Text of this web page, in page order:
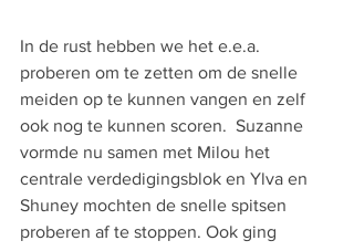
In de rust hebben we het e.e.a.
proberen om te zetten om de snelle
meiden op te kunnen vangen en zelf
ook nog te kunnen scoren.  Suzanne
vormde nu samen met Milou het
centrale verdedigingsblok en Ylva en
Shuney mochten de snelle spitsen
proberen af te stoppen. Ook ging